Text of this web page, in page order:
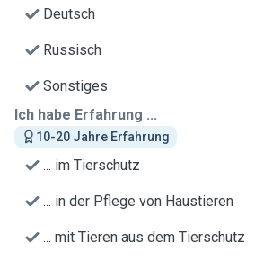
Deutsch
Russisch
Sonstiges
Ich habe Erfahrung ...
10-20 Jahre Erfahrung
... im Tierschutz
... in der Pflege von Haustieren
... mit Tieren aus dem Tierschutz